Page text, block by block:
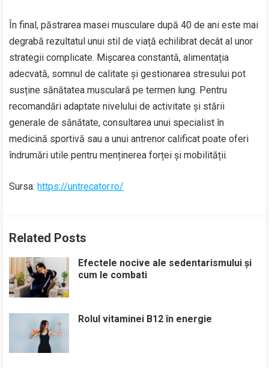
În final, păstrarea masei musculare după 40 de ani este mai
degrabă rezultatul unui stil de viață echilibrat decât al unor
strategii complicate. Mișcarea constantă, alimentația
adecvată, somnul de calitate și gestionarea stresului pot
susține sănătatea musculară pe termen lung. Pentru
recomandări adaptate nivelului de activitate și stării
generale de sănătate, consultarea unui specialist în
medicină sportivă sau a unui antrenor calificat poate oferi
îndrumări utile pentru menținerea forței și mobilității.
Sursa:https://untrecator.ro/
Related Posts
Efectele nocive ale sedentarismului și
cum le combati
Rolul vitaminei B12 în energie